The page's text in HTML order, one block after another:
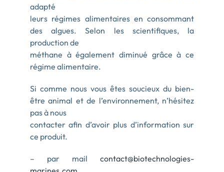
adapté
leurs régimes alimentaires en consommant
des algues. Selon les scientifiques, la
production de
méthane à également diminué grâce à ce
régime alimentaire.
Si comme nous vous êtes soucieux du bien-
être animal et de l’environnement, n’hésitez
pas à nous
contacter afin d’avoir plus d’information sur
ce produit.
– par mailcontact@biotechnologies-